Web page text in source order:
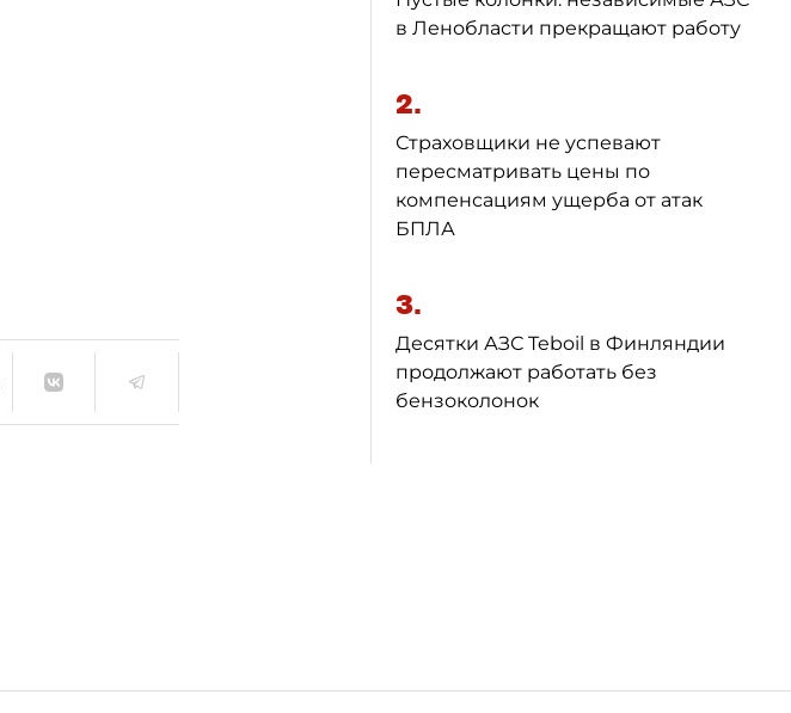
в Ленобласти прекращают работу
2.
Страховщики не успевают
пересматривать цены по
компенсациям ущерба от атак
БПЛА
3.
Десятки АЗС Teboil в Финляндии
продолжают работать без
бензоколонок